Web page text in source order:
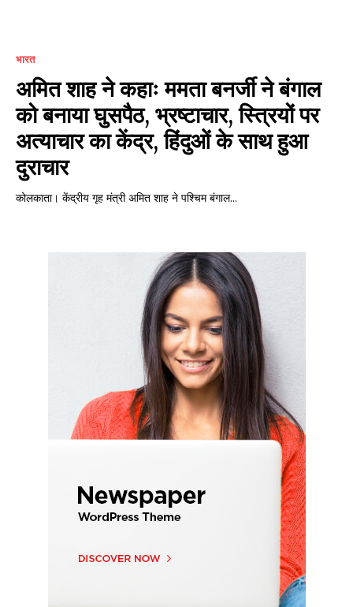
भारत
अमित शाह ने कहाः ममता बनर्जी ने बंगाल
को बनाया घुसपैठ, भ्रष्टाचार, स्त्रियों पर
अत्याचार का केंद्र, हिंदुओं के साथ हुआ
दुराचार
कोलकाता। केंद्रीय गृह मंत्री अमित शाह ने पश्चिम बंगाल...